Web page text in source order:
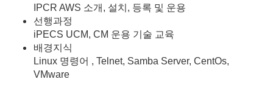
IPCR AWS 소개, 설치, 등록 및 운용
선행과정
iPECS UCM, CM 운용 기술 교육
배경지식
Linux 명령어 , Telnet, Samba Server, CentOs,
VMware